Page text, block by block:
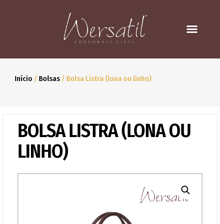
Início / Bolsas / Bolsa Listra (lona ou linho)
BOLSA LISTRA (LONA OU
LINHO)